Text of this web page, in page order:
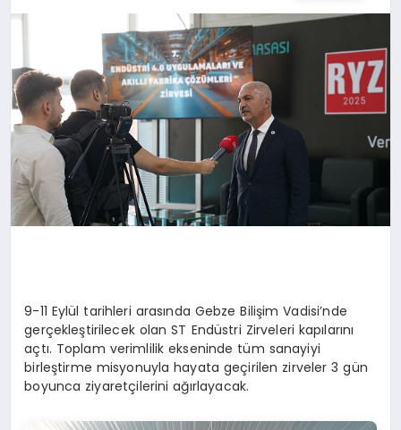
9-11 Eylül tarihleri arasında Gebze Bilişim Vadisi’nde
gerçekleştirilecek olan ST Endüstri Zirveleri kapılarını
açtı. Toplam verimlilik ekseninde tüm sanayiyi
birleştirme misyonuyla hayata geçirilen zirveler 3 gün
boyunca ziyaretçilerini ağırlayacak.